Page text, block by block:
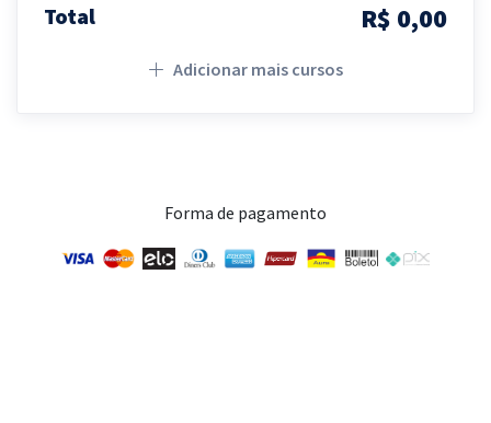
Total R$ 0,00
Adicionar mais cursos
Forma de pagamento